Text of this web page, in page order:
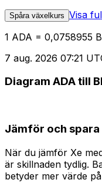
Spåra växelkurs Visa
1 ADA = 0,0758955
7 aug. 2026 07:21
Diagram ADA till
Jämför och spara
När du jämför Xe
är skillnaden tydlig.
betyder mer värde